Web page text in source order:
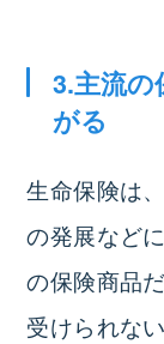
3.主流の
がる
生命保険は
の発展など
の保険商品
受けられな